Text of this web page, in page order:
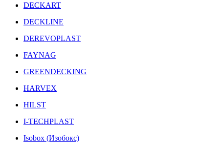
DECKART
DECKLINE
DEREVOPLAST
FAYNAG
GREENDECKING
HARVEX
HILST
I-TECHPLAST
Isobox (Изобокс)